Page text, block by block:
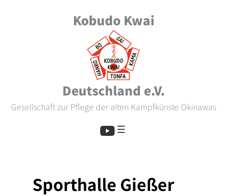
Kobudo Kwai
Deutschland e.V.
Gesellschaft zur Pflege der alten Kampfkünste Okinawas
Sporthalle Gießer